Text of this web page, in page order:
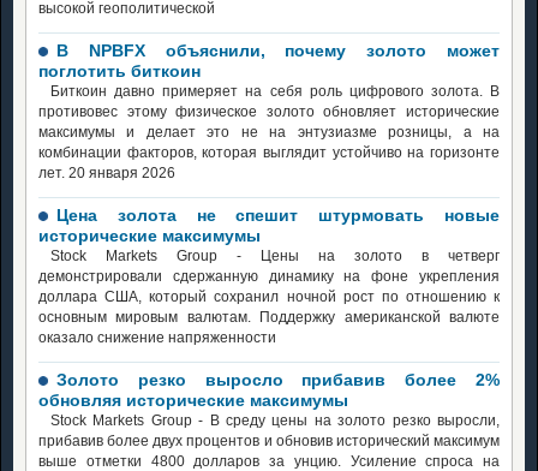
высокой геополитической
В NPBFX объяснили, почему золото может
поглотить биткоин
Биткоин давно примеряет на себя роль цифрового золота. В
противовес этому физическое золото обновляет исторические
максимумы и делает это не на энтузиазме розницы, а на
комбинации факторов, которая выглядит устойчиво на горизонте
лет. 20 января 2026
Цена золота не спешит штурмовать новые
исторические максимумы
Stock Markets Group - Цены на золото в четверг
демонстрировали сдержанную динамику на фоне укрепления
доллара США, который сохранил ночной рост по отношению к
основным мировым валютам. Поддержку американской валюте
оказало снижение напряженности
Золото резко выросло прибавив более 2%
обновляя исторические максимумы
Stock Markets Group - В среду цены на золото резко выросли,
прибавив более двух процентов и обновив исторический максимум
выше отметки 4800 долларов за унцию. Усиление спроса на